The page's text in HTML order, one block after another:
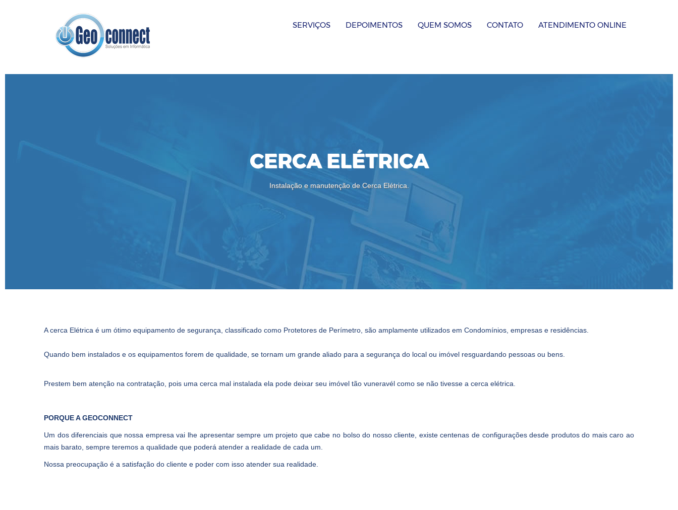
SERVIÇOS DEPOIMENTOS QUEM SOMOS CONTATO ATENDIMENTO ONLINE
CERCA ELÉTRICA
Instalação e manutenção de Cerca Elétrica.
A cerca Elétrica é um ótimo equipamento de segurança, classificado como Protetores de Perímetro, são amplamente utilizados em Condomínios, empresas e residências.
Quando bem instalados e os equipamentos forem de qualidade, se tornam um grande aliado para a segurança do local ou imóvel resguardando pessoas ou bens.
Prestem bem atenção na contratação, pois uma cerca mal instalada ela pode deixar seu imóvel tão vuneravél como se não tivesse a cerca elétrica.
PORQUE A GEOCONNECT
Um dos diferenciais que nossa empresa vai lhe apresentar sempre um projeto que cabe no bolso do nosso cliente, existe centenas de configurações desde produtos do mais caro ao
mais barato, sempre teremos a qualidade que poderá atender a realidade de cada um.
Nossa preocupação é a satisfação do cliente e poder com isso atender sua realidade.